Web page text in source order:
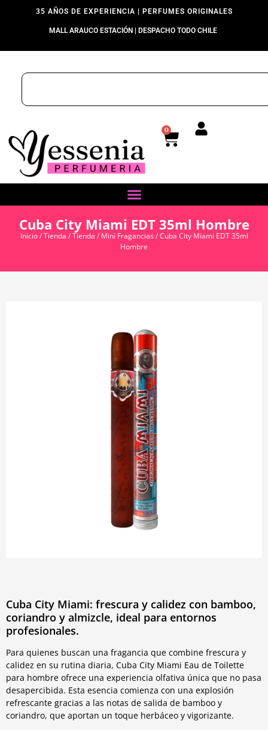
35 AÑOS DE EXPERIENCIA | PERFUMES ORIGINALES
MALL ARAUCO ESTACIÓN | DESPACHO TODO CHILE
0
Cuba City Miami EDT 35ml Hombre
Inicio/Tienda /Tienda / Mini Fragancias/ Cuba City Miami EDT 35ml
Hombre
Cuba City Miami: frescura y calidez con bamboo,
coriandro y almizcle, ideal para entornos
profesionales.
Para quienes buscan una fragancia que combine frescura y
calidez en su rutina diaria, Cuba City Miami Eau de Toilette
para hombre ofrece una experiencia olfativa única que no pasa
desapercibida. Esta esencia comienza con una explosión
refrescante gracias a las notas de salida de bamboo y
coriandro, que aportan un toque herbáceo y vigorizante.